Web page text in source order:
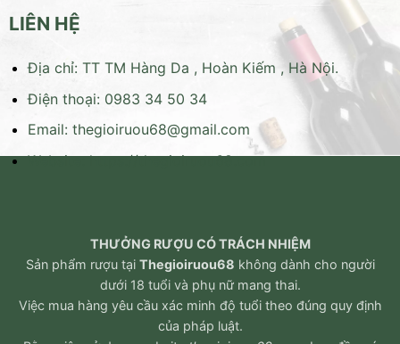
LIÊN HỆ
Địa chỉ: TT TM Hàng Da , Hoàn Kiếm , Hà Nội.
Điện thoại: 0983 34 50 34
Email: thegioiruou68@gmail.com
Website:https://thegioiruou68.com
THƯỞNG RƯỢU CÓ TRÁCH NHIỆM
Sản phẩm rượu tại Thegioiruou68 không dành cho người
dưới 18 tuổi và phụ nữ mang thai.
Việc mua hàng yêu cầu xác minh độ tuổi theo đúng quy định
của pháp luật.